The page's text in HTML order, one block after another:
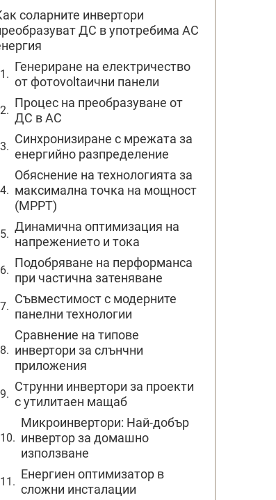
соларните инвертори
ДС в употребима АС
Генериране на електричество
от фотovoltaични панели
Процес на преобразуване от
ДС в АС
Синхронизиране с мрежата за
енергийно разпределение
Обяснение на технологията за
максимална точка на мощност
(MPPT)
Динамична оптимизация на
напрежението и тока
Подобряване на перформанса
при частична затеняване
Съвместимост с модерните
панелни технологии
Сравнение на типове
инвертори за слънчни
приложения
Струнни инвертори за проекти
с утилитаен мащаб
Микроинвертори: Най-добър
инвертор за домашно
използване
Енергиен оптимизатор в
сложни инсталации